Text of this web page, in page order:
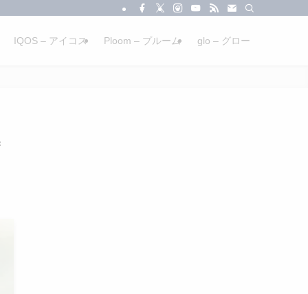
IQOS – アイコス Ploom – プルーム glo – グロー